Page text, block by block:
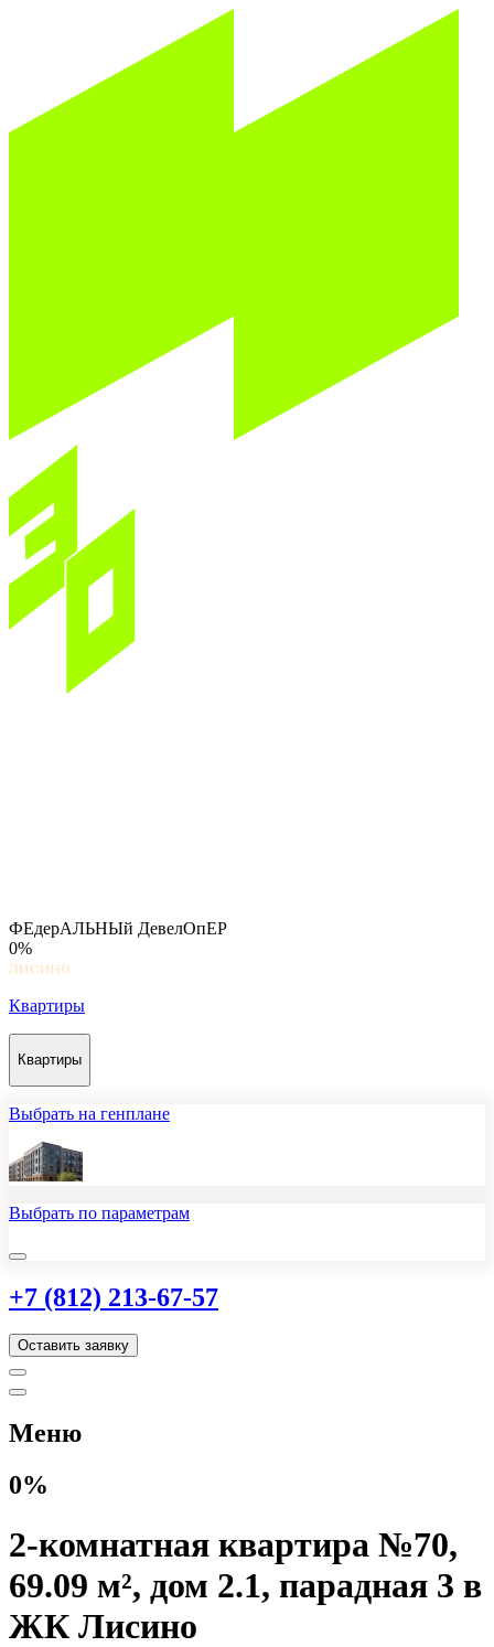
ФЕдерАЛЬНЫй ДевелОпЕР
0%
Квартиры
Квартиры
Выбрать на генплане
Выбрать по параметрам
+7 (812) 213-67-57
Оставить заявку
Меню
0%
2-комнатная квартира №70,
69.09 м², дом 2.1, парадная 3 в
ЖК Лисино